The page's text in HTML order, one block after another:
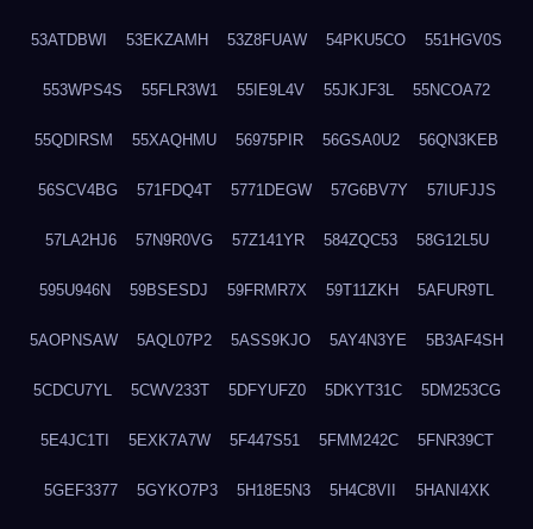
53ATDBWI 53EKZAMH 53Z8FUAW 54PKU5CO 551HGV0S
553WPS4S 55FLR3W1 55IE9L4V 55JKJF3L 55NCOA72
55QDIRSM 55XAQHMU 56975PIR 56GSA0U2 56QN3KEB
56SCV4BG 571FDQ4T 5771DEGW 57G6BV7Y 57IUFJJS
57LA2HJ6 57N9R0VG 57Z141YR 584ZQC53 58G12L5U
595U946N 59BSESDJ 59FRMR7X 59T11ZKH 5AFUR9TL
5AOPNSAW 5AQL07P2 5ASS9KJO 5AY4N3YE 5B3AF4SH
5CDCU7YL 5CWV233T 5DFYUFZ0 5DKYT31C 5DM253CG
5E4JC1TI 5EXK7A7W 5F447S51 5FMM242C 5FNR39CT
5GEF3377 5GYKO7P3 5H18E5N3 5H4C8VII 5HANI4XK